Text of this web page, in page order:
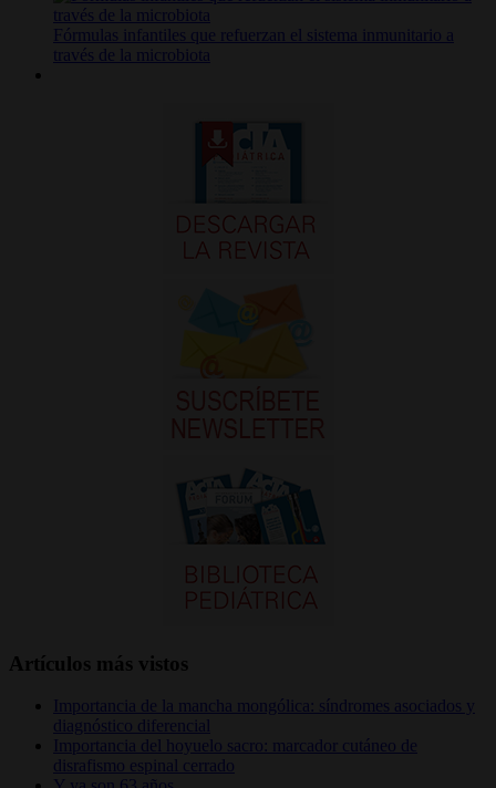
Fórmulas infantiles que refuerzan el sistema inmunitario a
través de la microbiota
Artículos más vistos
Importancia de la mancha mongólica: síndromes asociados y
diagnóstico diferencial
Importancia del hoyuelo sacro: marcador cutáneo de
disrafismo espinal cerrado